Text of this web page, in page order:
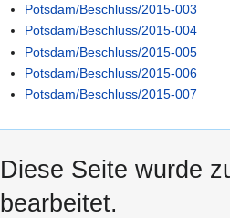
Potsdam/Beschluss/2015-003
Potsdam/Beschluss/2015-004
Potsdam/Beschluss/2015-005
Potsdam/Beschluss/2015-006
Potsdam/Beschluss/2015-007
Diese Seite wurde
bearbeitet.